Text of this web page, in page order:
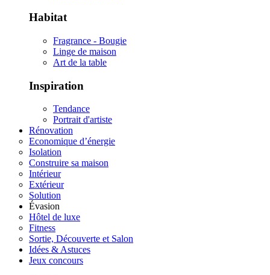
Habitat
Fragrance - Bougie
Linge de maison
Art de la table
Inspiration
Tendance
Portrait d'artiste
Rénovation
Economique d’énergie
Isolation
Construire sa maison
Intérieur
Extérieur
Solution
Évasion
Hôtel de luxe
Fitness
Sortie, Découverte et Salon
Idées & Astuces
Jeux concours